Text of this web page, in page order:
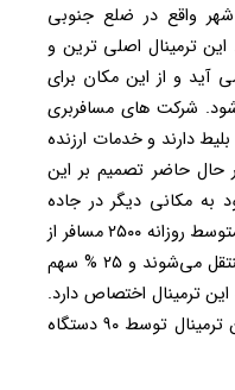
واقع در ضلع جنوبی
ترمینال اصلی ترین و
آید و از این مکان برای
شرکت های مسافربری
دارند و خدمات ارزنده
حال حاضر تصمیم بر این
به مکانی دیگر در جاده
بجنور مشهد جا به جا شود. به طور متوسط روزانه ۲۵۰۰ مسافر از
ترمینال بجنورد به سر تا سر کشور منتقل می‌شوند و ۲۵ % سهم
ترمینال اختصاص دارد.
کلیه سفرهای تدارک دیده شده از این ترمینال توسط ۹۰ دستگاه